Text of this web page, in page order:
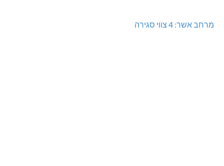
מרחב אשר: 4 צווי סגירה